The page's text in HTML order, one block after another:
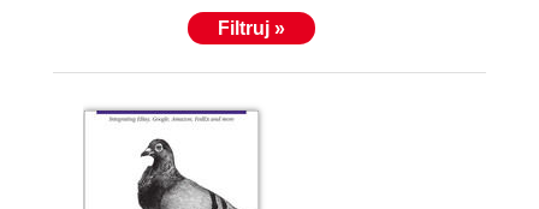
Filtruj »